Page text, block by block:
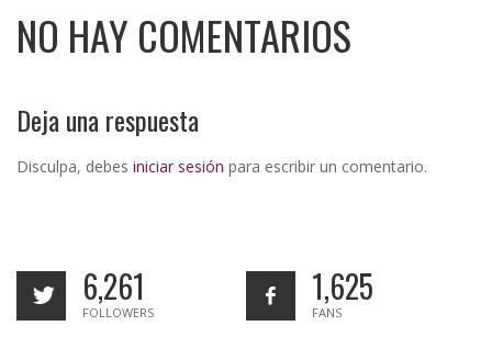
NO HAY COMENTARIOS
Deja una respuesta
Disculpa, debes iniciar sesión para escribir un comentario.
6,261
FOLLOWERS
1,625
FANS